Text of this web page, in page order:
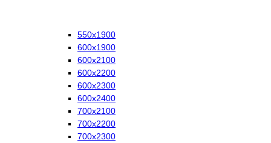
550х1900
600х1900
600х2100
600х2200
600х2300
600х2400
700х2100
700х2200
700х2300